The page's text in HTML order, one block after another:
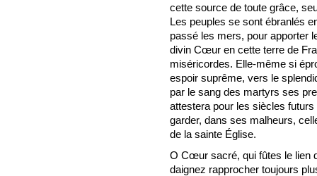
cette source de toute grâce,
Les peuples se sont ébranlés
passé les mers, pour apporter
divin Cœur en cette terre de
miséricordes. Elle-même si
espoir suprême, vers le
par le sang des martyrs ses
attestera pour les siècles futurs
garder, dans ses malheurs,
de la sainte Église.
O Cœur sacré, qui fûtes le lien
daignez rapprocher toujours